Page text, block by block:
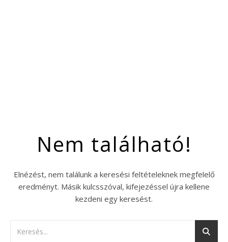
Nem található!
Elnézést, nem találunk a keresési feltételeknek megfelelő
eredményt. Másik kulcsszóval, kifejezéssel újra kellene
kezdeni egy keresést.